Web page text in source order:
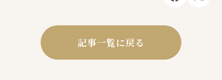
記事一覧に戻る